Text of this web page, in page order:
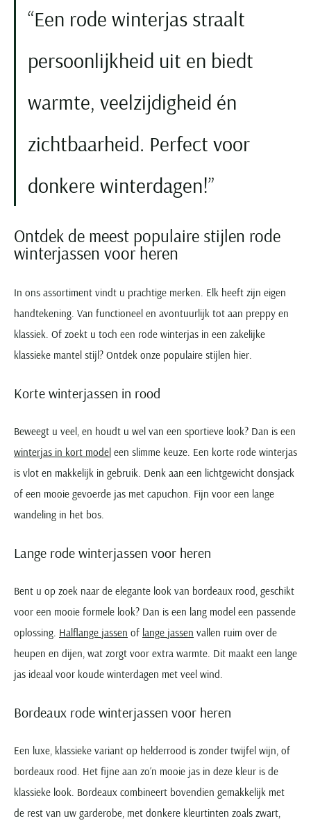
Een rode winterjas straalt
persoonlijkheid uit en biedt
warmte, veelzijdigheid én
zichtbaarheid. Perfect voor
donkere winterdagen!
Ontdek de meest populaire stijlen rode
winterjassen voor heren
In ons assortiment vindt u prachtige merken. Elk heeft zijn eigen
handtekening. Van functioneel en avontuurlijk tot aan preppy en
klassiek. Of zoekt u toch een rode winterjas in een zakelijke
klassieke mantel stijl? Ontdek onze populaire stijlen hier.
Korte winterjassen in rood
Beweegt u veel, en houdt u wel van een sportieve look? Dan is een
winterjas in kort model een slimme keuze. Een korte rode winterjas
is vlot en makkelijk in gebruik. Denk aan een lichtgewicht donsjack
of een mooie gevoerde jas met capuchon. Fijn voor een lange
wandeling in het bos.
Lange rode winterjassen voor heren
Bent u op zoek naar de elegante look van bordeaux rood, geschikt
voor een mooie formele look? Dan is een lang model een passende
oplossing. Halflange jassen of lange jassen vallen ruim over de
heupen en dijen, wat zorgt voor extra warmte. Dit maakt een lange
jas ideaal voor koude winterdagen met veel wind.
Bordeaux rode winterjassen voor heren
Een luxe, klassieke variant op helderrood is zonder twijfel wijn, of
bordeaux rood. Het fijne aan zo’n mooie jas in deze kleur is de
klassieke look. Bordeaux combineert bovendien gemakkelijk met
de rest van uw garderobe, met donkere kleurtinten zoals zwart,